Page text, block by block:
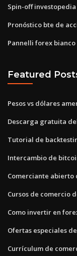
Spin-off investopedia
Pronóstico bte de
Pannelli forex bianco
Featured
Pesos vs dólares
Descarga gratuita
Tutorial de
Intercambio de
Comerciante abierto
Cursos de comercio
Como invertir en
Ofertas especiales
Currículum de